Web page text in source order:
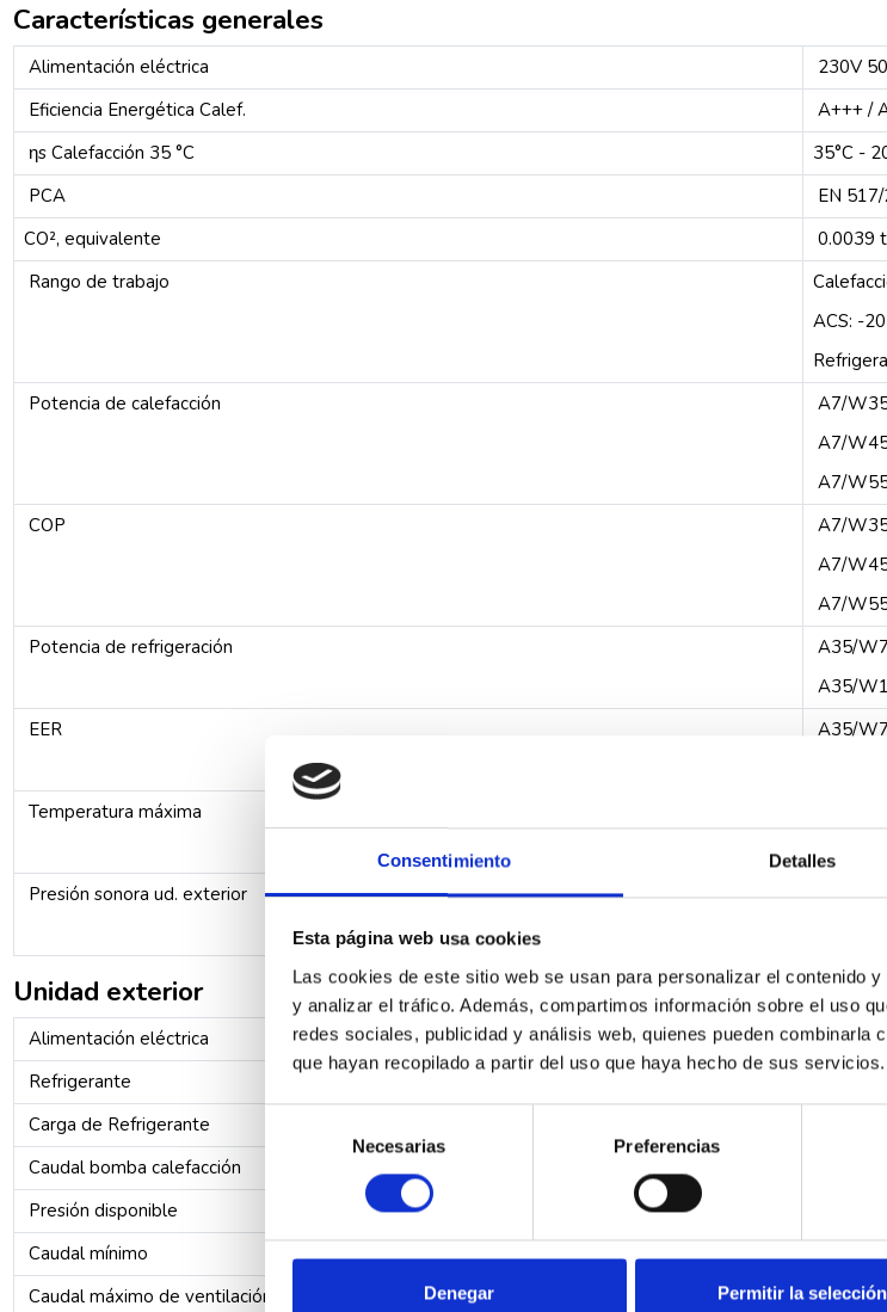
Consentimiento Detalles
Esta página web usa cookies
Las cookies de este sitio web se usan para personalizar el contenido
y analizar el tráfico. Además, compartimos información sobre el uso
redes sociales, publicidad y análisis web, quienes pueden combinarla
que hayan recopilado a partir del uso que haya hecho de sus servicios.
de
consentimiento
Necesarias Preferencias
Denegar Permitir la selección
Características generales
Alimentación eléctrica
230V
Eficiencia Energética Calef.
A+++ /
ηs Calefacción 35 °C
35°C -
PCA
EN
CO², equivalente
0.0039 t
Rango de trabajo
ACS: -
Potencia de calefacción
A7/
A7/
A7/
COP
A7/
A7/
A7/
Potencia de refrigeración
A35/
A35/
EER
A35/
Temperatura máxima
ACS :
Presión sonora ud. exterior
modo
Unidad exterior
Alimentación eléctrica
Refrigerante
Carga de Refrigerante
Caudal bomba calefacción
Presión disponible
Caudal mínimo
Caudal máximo de ventilación